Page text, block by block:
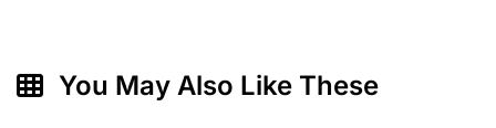
You May Also Like These